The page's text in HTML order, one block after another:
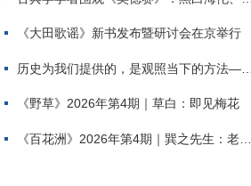
《大田歌谣》新书发布暨研讨会在京举行
历史为我们提供的，是观照当下的方法——历史题材非虚构写作多人谈
《野草》2026年第4期｜草白：即见梅花
《百花洲》2026年第4期｜巽之先生：老兵朱向前侧记三题